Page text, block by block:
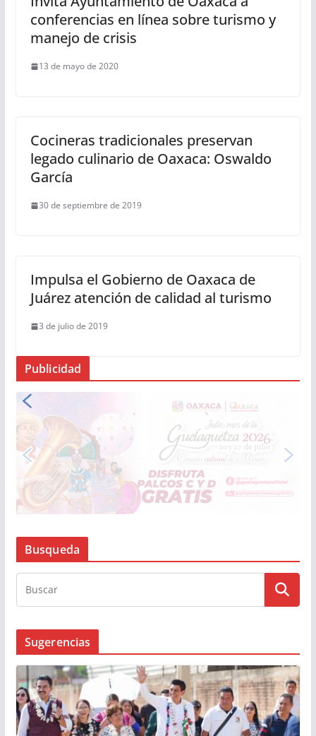
conferencias en línea sobre turismo y
manejo de crisis
13 de mayo de 2020
Cocineras tradicionales preservan
legado culinario de Oaxaca: Oswaldo
García
30 de septiembre de 2019
Impulsa el Gobierno de Oaxaca de
Juárez atención de calidad al turismo
3 de julio de 2019
Publicidad
Busqueda
Sugerencias